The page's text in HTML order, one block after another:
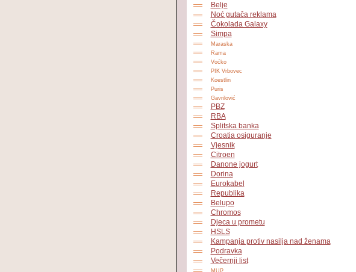
Belje
Noć gutača reklama
Čokolada Galaxy
Simpa
Maraska
Rama
Voćko
PIK Vrbovec
Koestlin
Puris
Gavrilović
PBZ
RBA
Splitska banka
Croatia osiguranje
Vjesnik
Citroen
Danone jogurt
Dorina
Eurokabel
Republika
Belupo
Chromos
Djeca u prometu
HSLS
Kampanja protiv nasilja nad ženama
Podravka
Večernji list
MUP